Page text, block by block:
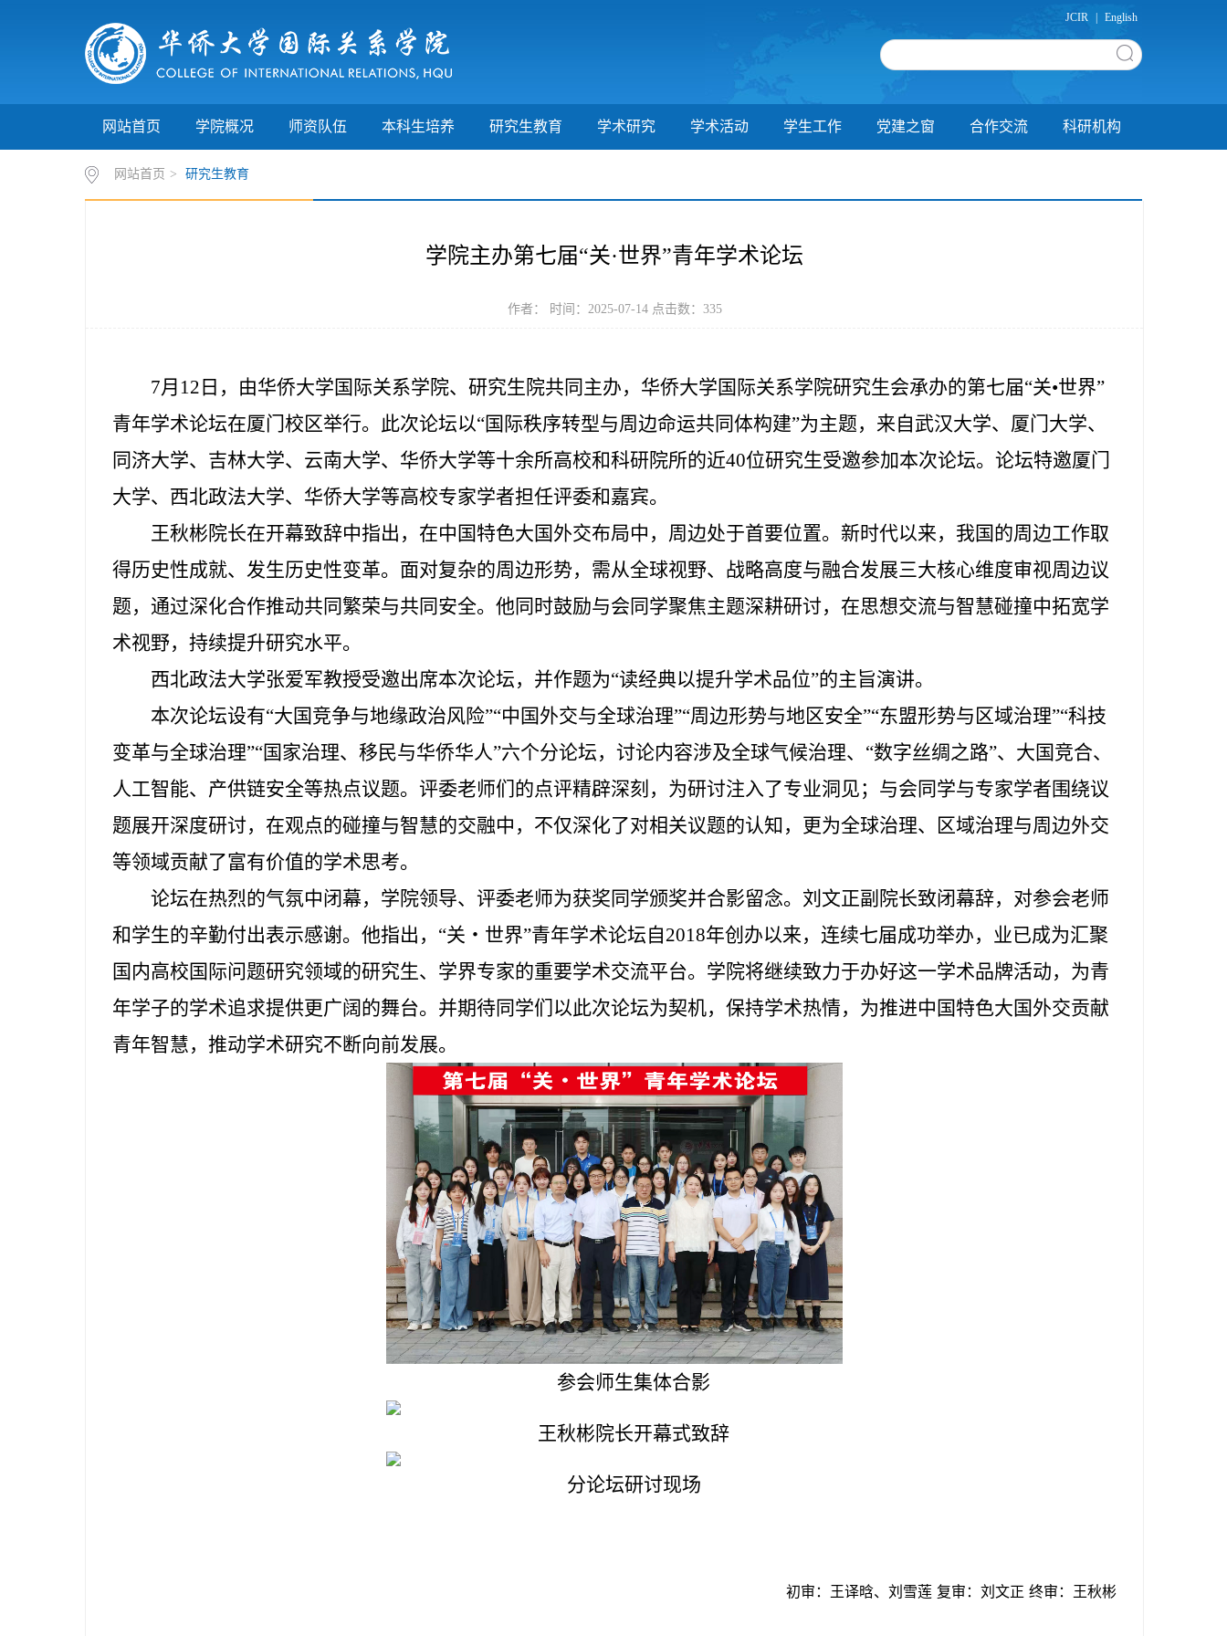
JCIR English
网站首页 学院概况 师资队伍 本科生培养 研究生教育 学术研究 学术活动 学生工作 党建之窗 合作交流 科研机构
网站首页 > 研究生教育
学院主办第七届“关·世界”青年学术论坛
作者： 时间：2025-07-14 点击数： 335
7月12日，由华侨大学国际关系学院、研究生院共同主办，华侨大学国际关系学院研究生会承办的第七届“关•世界”
青年学术论坛在厦门校区举行。此次论坛以“国际秩序转型与周边命运共同体构建”为主题，来自武汉大学、厦门大学、
同济大学、吉林大学、云南大学、华侨大学等十余所高校和科研院所的近40位研究生受邀参加本次论坛。论坛特邀厦门
大学、西北政法大学、华侨大学等高校专家学者担任评委和嘉宾。
王秋彬院长在开幕致辞中指出，在中国特色大国外交布局中，周边处于首要位置。新时代以来，我国的周边工作取
得历史性成就、发生历史性变革。面对复杂的周边形势，需从全球视野、战略高度与融合发展三大核心维度审视周边议
题，通过深化合作推动共同繁荣与共同安全。他同时鼓励与会同学聚焦主题深耕研讨，在思想交流与智慧碰撞中拓宽学
术视野，持续提升研究水平。
西北政法大学张爱军教授受邀出席本次论坛，并作题为“读经典以提升学术品位”的主旨演讲。
本次论坛设有“大国竞争与地缘政治风险”“中国外交与全球治理”“周边形势与地区安全”“东盟形势与区域治理”“科技
变革与全球治理”“国家治理、移民与华侨华人”六个分论坛，讨论内容涉及全球气候治理、“数字丝绸之路”、大国竞合、
人工智能、产供链安全等热点议题。评委老师们的点评精辟深刻，为研讨注入了专业洞见；与会同学与专家学者围绕议
题展开深度研讨，在观点的碰撞与智慧的交融中，不仅深化了对相关议题的认知，更为全球治理、区域治理与周边外交
等领域贡献了富有价值的学术思考。
论坛在热烈的气氛中闭幕，学院领导、评委老师为获奖同学颁奖并合影留念。刘文正副院长致闭幕辞，对参会老师
和学生的辛勤付出表示感谢。他指出，“关・世界”青年学术论坛自2018年创办以来，连续七届成功举办，业已成为汇聚
国内高校国际问题研究领域的研究生、学界专家的重要学术交流平台。学院将继续致力于办好这一学术品牌活动，为青
年学子的学术追求提供更广阔的舞台。并期待同学们以此次论坛为契机，保持学术热情，为推进中国特色大国外交贡献
青年智慧，推动学术研究不断向前发展。
参会师生集体合影
王秋彬院长开幕式致辞
分论坛研讨现场
初审： 王译晗、刘雪莲 复审： 刘文正 终审： 王秋彬